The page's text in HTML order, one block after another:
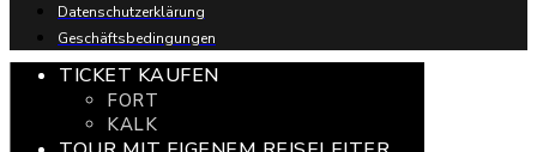
Datenschutzerklärung
Geschäftsbedingungen
TICKET KAUFEN
FORT
KALK